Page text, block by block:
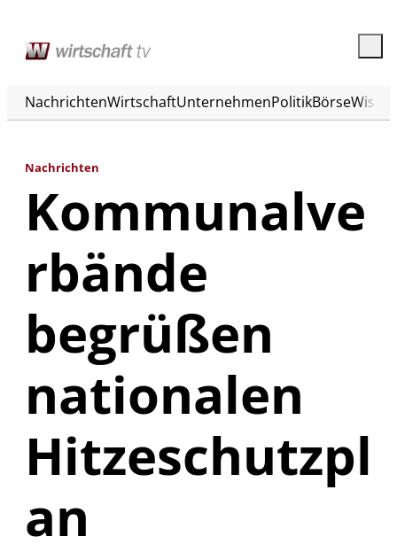
NachrichtenWirtschaftUnternehmenPolitikBörse
Nachrichten
Kommunalve
rbände
begrüßen
nationalen
Hitzeschutzpl
an